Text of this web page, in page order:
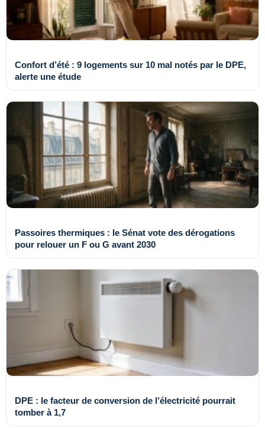
Confort d’été : 9 logements sur 10 mal notés par le DPE,
alerte une étude
Passoires thermiques : le Sénat vote des dérogations
pour relouer un F ou G avant 2030
DPE : le facteur de conversion de l’électricité pourrait
tomber à 1,7